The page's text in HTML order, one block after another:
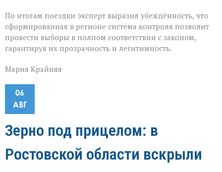
По итогам поездки эксперт выразил убеждённость, что
сформированная в регионе система контроля позволит
провести выборы в полном соответствии с законом,
гарантируя их прозрачность и легитимность.
Мария Крайняя
06
АВГ
Зерно под прицелом: в
Ростовской области вскрыли